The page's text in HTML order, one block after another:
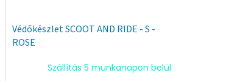
Védőkészlet SCOOT AND RIDE - S -
ROSE
Szállítás 5 munkanapon belül